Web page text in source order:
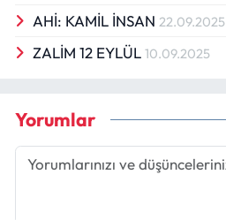
AHİ: KAMİL İNSAN 22.09.2025
ZALİM 12 EYLÜL 10.09.2025
Yorumlar